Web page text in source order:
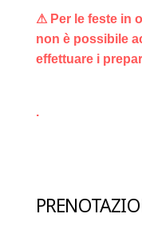
⚠ Per le feste in
non è possibile
effettuare i
.